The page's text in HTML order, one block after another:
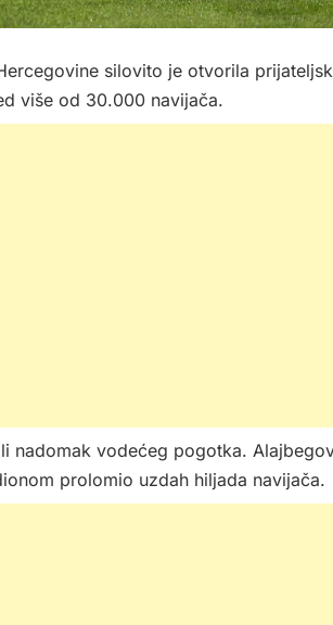
silovito je otvorila
više od 30.000 navijača.
nadomak vodećeg pogotka.
prolomio uzdah hiljada navijača.